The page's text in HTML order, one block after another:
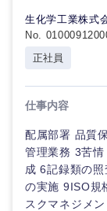
滋賀県
大阪府
奈良県
生化学工業株式
No.
正社員
仕事内容
配属部署 品質
管理業務 3苦
成 6記録類の
の実施 9ISO規
スクマネジメ